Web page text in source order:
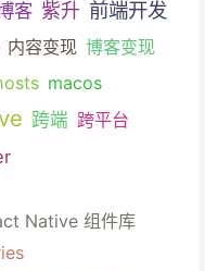
客 紫升 前端开发
内容变现 博客变现
macos
跨端 跨平台
Native 组件库